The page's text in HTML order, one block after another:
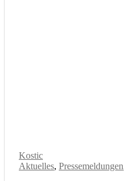
Kostic
Aktuelles, Pressemeldungen